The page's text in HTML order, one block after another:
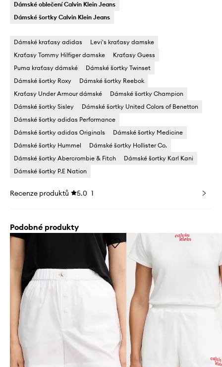
Dámské oblečení Calvin Klein Jeans
Dámské šortky Calvin Klein Jeans
Dámské kraťasy adidas
Levi's kraťasy damske
Kraťasy Tommy Hilfiger damske
Kraťasy Guess
Puma kraťasy dámské
Dámské šortky Twinset
Dámské šortky Roxy
Dámské šortky Reebok
Kraťasy Under Armour dámské
Dámské šortky Champion
Dámské šortky Sisley
Dámské šortky United Colors of Benetton
Dámské šortky adidas Performance
Dámské šortky adidas Originals
Dámské šortky Medicine
Dámské šortky Hummel
Dámské šortky Hollister Co.
Dámské šortky Abercrombie & Fitch
Dámské šortky Karl Kani
Dámské šortky P.E Nation
Recenze produktů 5.0 1
Podobné produkty